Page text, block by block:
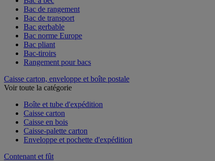
Bac de rangement
Bac de transport
Bac gerbable
Bac norme Europe
Bac pliant
Bac-tiroirs
Rangement pour bacs
Caisse carton, enveloppe et boîte postale
Voir toute la catégorie
Boîte et tube d'expédition
Caisse carton
Caisse en bois
Caisse-palette carton
Enveloppe et pochette d'expédition
Contenant et fût